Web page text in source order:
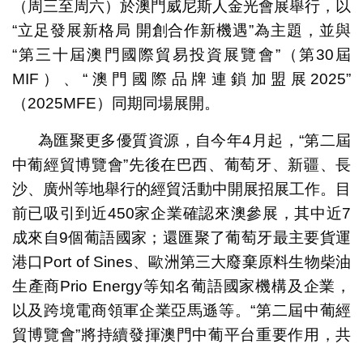
（周三至周六）於澳門威尼斯人金光會展舉行，以
“立足發展新格局 開創合作新機遇”為主題，並與
“第三十屆澳門國際貿易投資展覽會”（第30屆
MIF）、“澳門國際品牌連鎖加盟展2025”
（2025MFE）同期同場展開。
為匯聚更多優質資源，自今年4月起，“第二屆
中葡經貿博覽會”先後在巴西、葡萄牙、新疆、長
沙、廣州等地舉行的經貿活動中開展招展工作。目
前已吸引到近450家企業確認來澳參展，其中近7
成來自9個葡語國家；還匯聚了葡萄牙最主要貨運
港口Port of Sines、歐洲第三大廢棄原料生物柴油
生產商Prio Energy等知名葡語國家機構及企業，
以及跨境電商領軍企業亞馬遜等。“第二屆中葡經
貿博覽會”將持續發揮澳門中葡平台重要作用，共